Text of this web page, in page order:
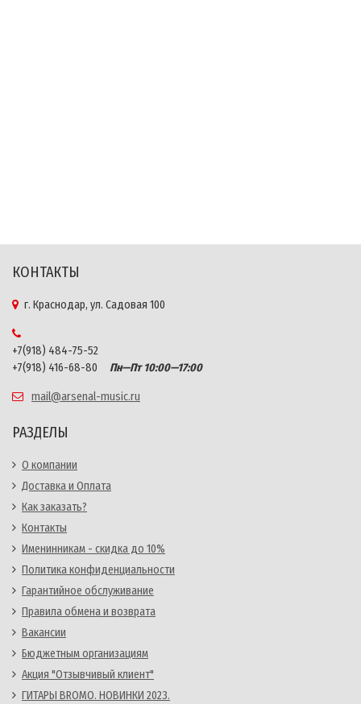
КОНТАКТЫ
г. Краснодар, ул. Садовая 100
+7(918) 484-75-52
+7(918) 416-68-80
Пн—Пт 10:00—17:00
mail@arsenal-music.ru
РАЗДЕЛЫ
О компании
Доставка и Оплата
Как заказать?
Контакты
Именинникам - скидка до 10%
Политика конфиденциальности
Гарантийное обслуживание
Правила обмена и возврата
Вакансии
Бюджетным организациям
Акция "Отзывчивый клиент"
ГИТАРЫ BROMO. НОВИНКИ 2023.